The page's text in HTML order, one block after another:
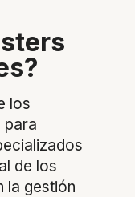
los
para
de los
la gestión